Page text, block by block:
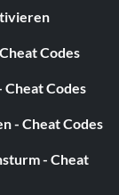
mit
genug ist, um
der Attribute
sowie
etwa 5.000
Codes
Codes
- Cheat Codes
- Cheat